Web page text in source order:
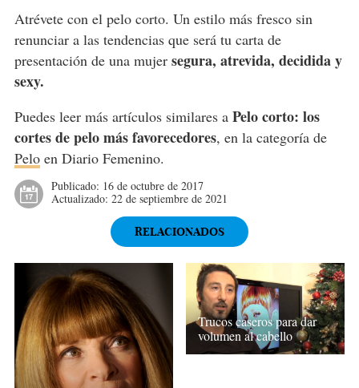
Atrévete con el pelo corto. Un estilo más fresco sin
renunciar a las tendencias que será tu carta de
presentación de una mujer segura, atrevida, decidida y
sexy.
Puedes leer más artículos similares a Pelo corto: los
cortes de pelo más favorecedores, en la categoría de
Peloen Diario Femenino.
Publicado: 16 de octubre de 2017
Actualizado: 22 de septiembre de 2021
RELACIONADOS
Trucos caseros para dar
volumen al cabello